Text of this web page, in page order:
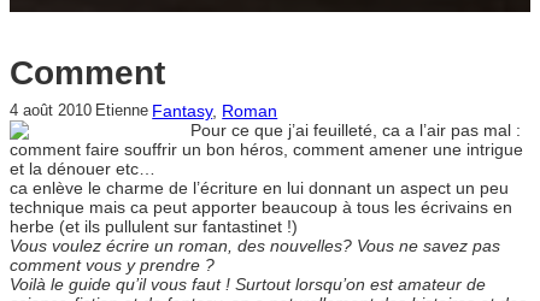
Comment
4 août 2010 Etienne Fantasy, Roman
Pour ce que j’ai feuilleté, ca a l’air pas mal :
comment faire souffrir un bon héros, comment amener une intrigue
et la dénouer etc…
ca enlève le charme de l’écriture en lui donnant un aspect un peu
technique mais ca peut apporter beaucoup à tous les écrivains en
herbe (et ils pullulent sur fantastinet !)
Vous voulez écrire un roman, des nouvelles? Vous ne savez pas
comment vous y prendre ?
Voilà le guide qu’il vous faut ! Surtout lorsqu’on est amateur de